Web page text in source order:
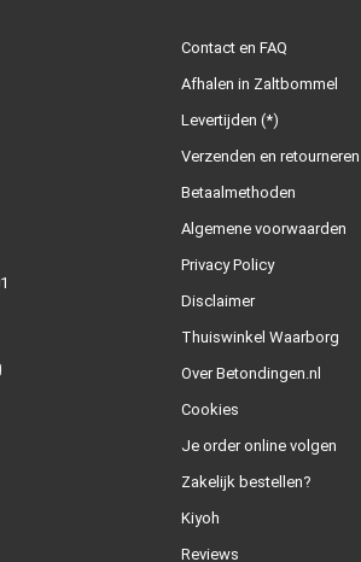
Contact en FAQ
Afhalen in Zaltbommel
Levertijden (*)
Verzenden en retourneren
Betaalmethoden
Algemene voorwaarden
Privacy Policy
Disclaimer
Thuiswinkel Waarborg
Over Betondingen.nl
Cookies
Je order online volgen
Zakelijk bestellen?
Kiyoh
Reviews